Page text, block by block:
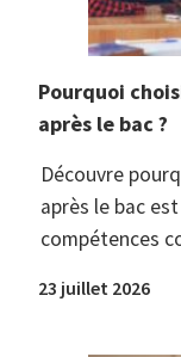
Pourquoi
après le bac ?
Découvre
après le bac
compétences
23 juillet 2026